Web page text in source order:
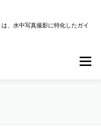
、水中写真撮影に特化したガイ
メニュー
グボート